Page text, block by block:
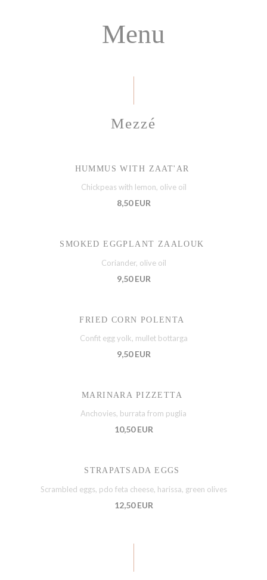
Menu
Mezzé
HUMMUS WITH ZAAT'AR
Chickpeas with lemon, olive oil
8,50 EUR
SMOKED EGGPLANT ZAALOUK
Coriander, olive oil
9,50 EUR
FRIED CORN POLENTA
Confit egg yolk, mullet bottarga
9,50 EUR
MARINARA PIZZETTA
Anchovies, burrata from puglia
10,50 EUR
STRAPATSADA EGGS
Scrambled eggs, pdo feta cheese, harissa, green olives
12,50 EUR